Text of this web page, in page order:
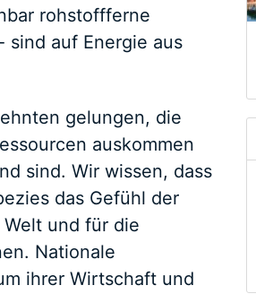
rohstoffferne
auf Energie aus
gelungen, die
auskommen
sind. Wir wissen, dass
das Gefühl der
und für die
Nationale
ihrer Wirtschaft und